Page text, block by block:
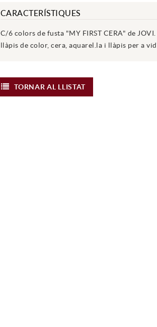
CARACTERÍSTIQUES
C/6 colors de fusta "MY FIRST CERA" de
llàpis de color, cera, aquarel.la i llàpis per a
TORNAR AL LLISTAT